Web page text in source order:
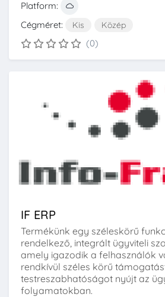
Platform:
Cégméret:
Kis Közép
(0)
IF ERP
Termékünk egy széleskörű
rendelkező, integrált ügyviteli
amely igazodik a felhasználók
rendkívül széles körű
testreszabhatóságot nyújt az
folyamatokban.